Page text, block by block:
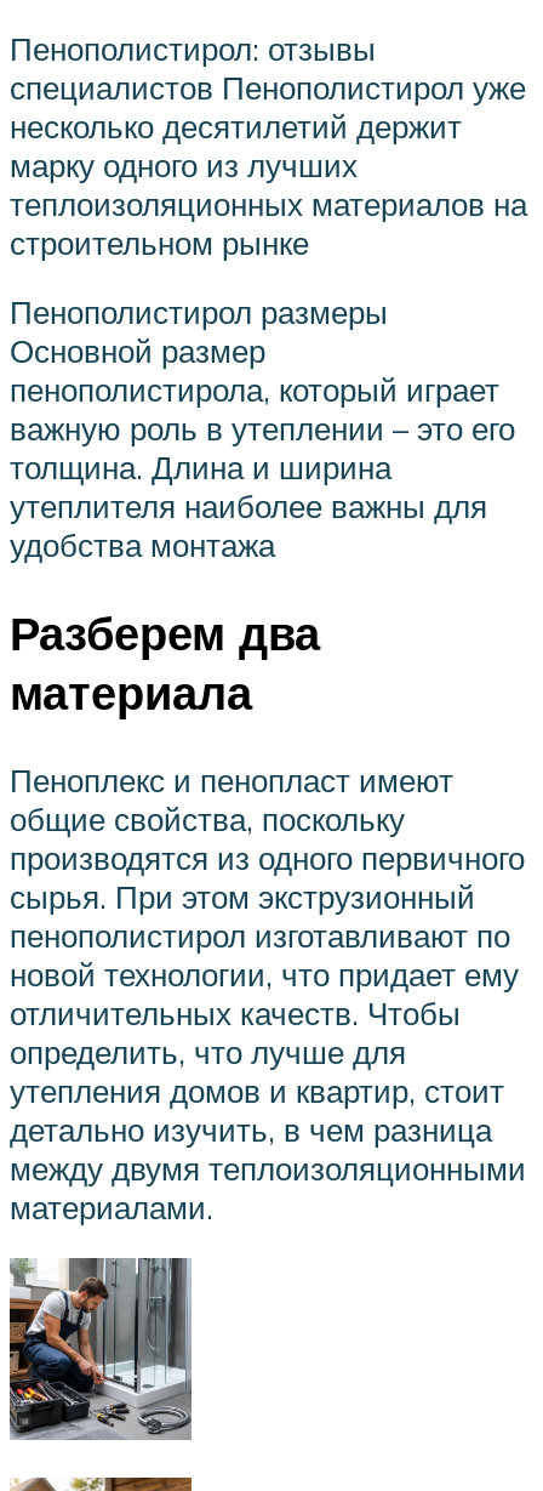
Пенополистирол: отзывы
специалистов Пенополистирол уже
несколько десятилетий держит
марку одного из лучших
теплоизоляционных материалов на
строительном рынке
Пенополистирол размеры
Основной размер
пенополистирола, который играет
важную роль в утеплении – это его
толщина. Длина и ширина
утеплителя наиболее важны для
удобства монтажа
Разберем два
материала
Пеноплекс и пенопласт имеют
общие свойства, поскольку
производятся из одного первичного
сырья. При этом экструзионный
пенополистирол изготавливают по
новой технологии, что придает ему
отличительных качеств. Чтобы
определить, что лучше для
утепления домов и квартир, стоит
детально изучить, в чем разница
между двумя теплоизоляционными
материалами.